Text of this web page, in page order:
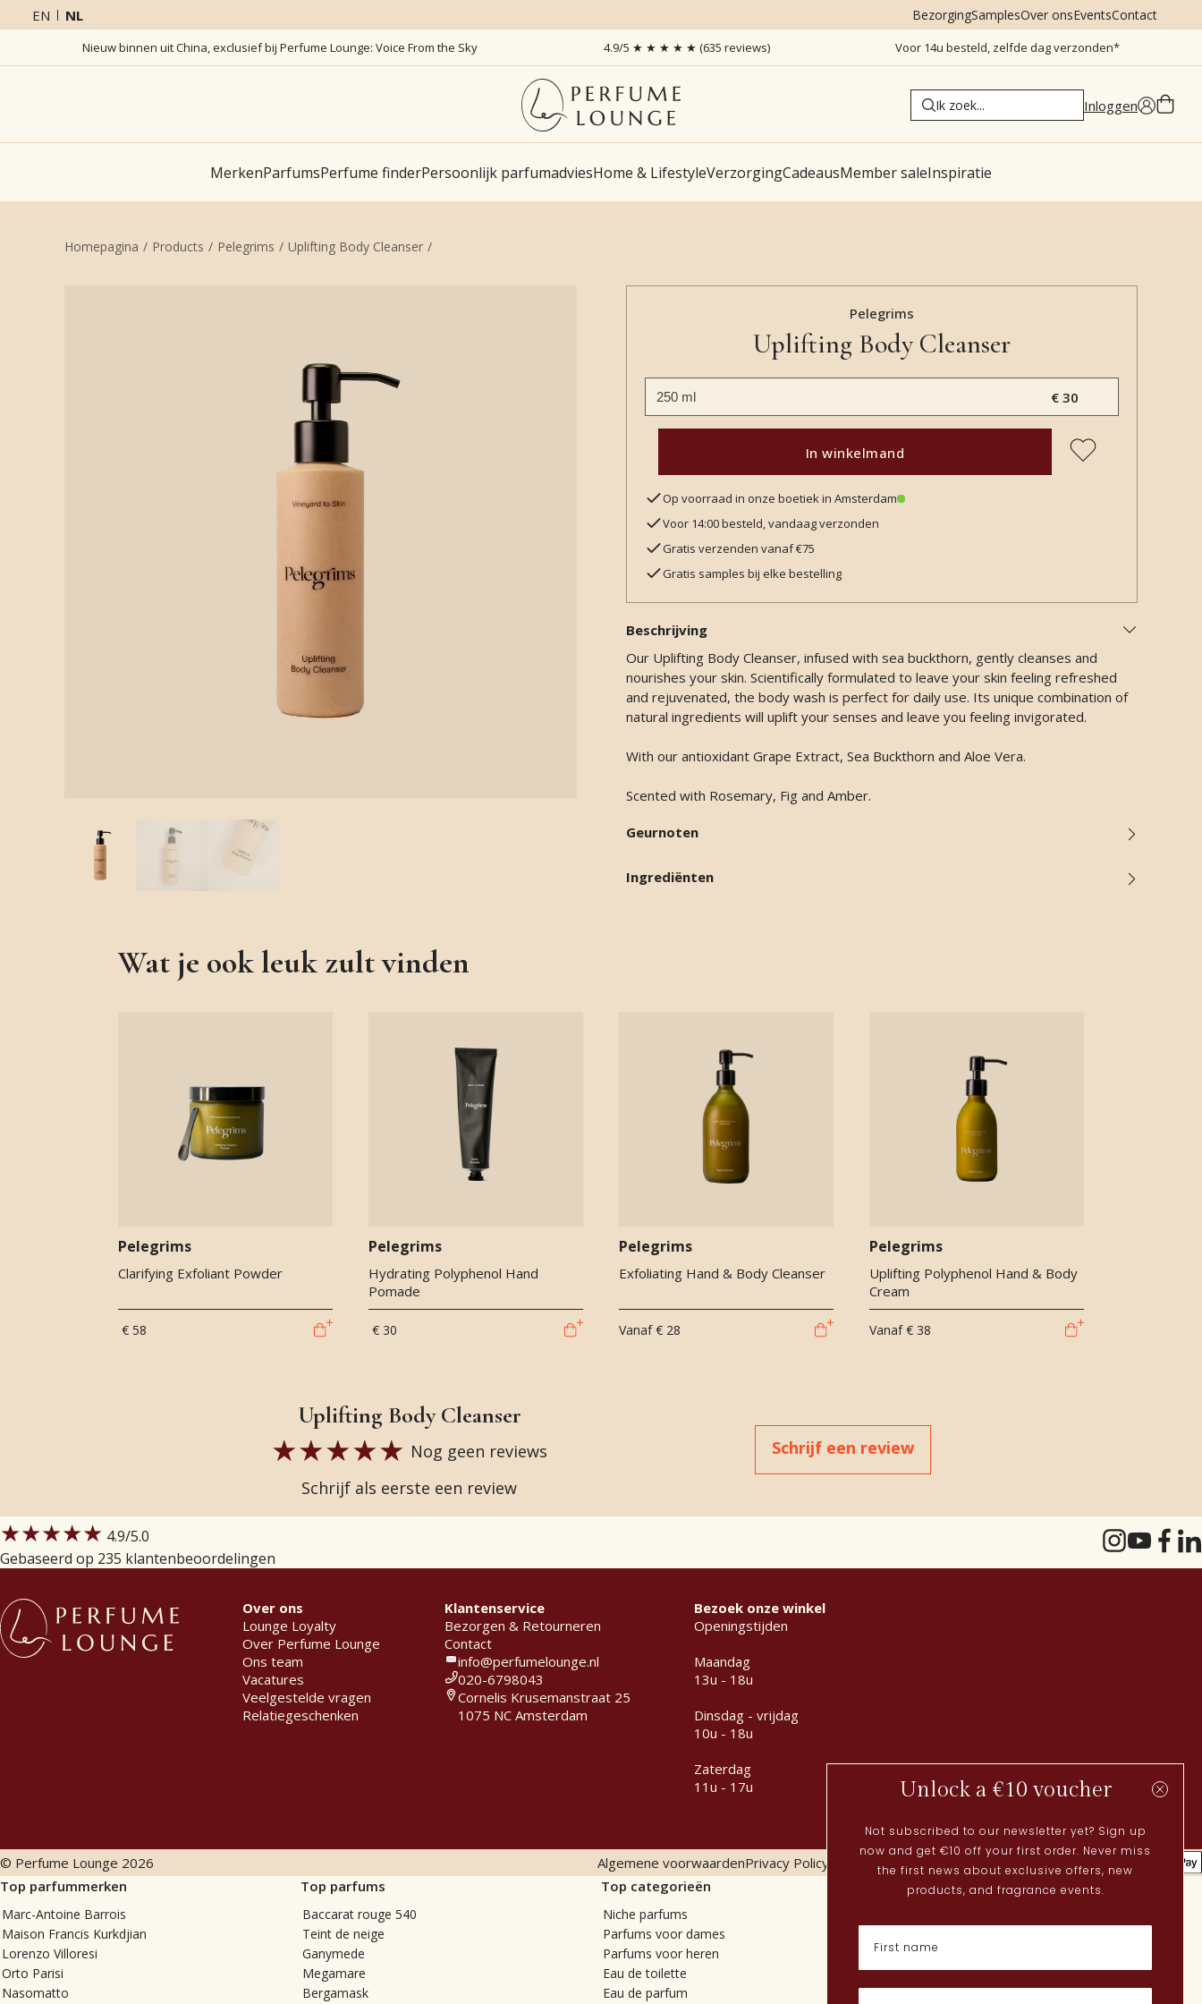
EN NL BezorgingSamplesOver onsEventsContact
Nieuw binnen uit China, exclusief bij Perfume Lounge: Voice From the Sky 4.9/5 ★ ★ ★ ★ ★ (635 reviews) Voor 14u besteld, zelfde dag verzonden*
Inloggen
MerkenParfumsPerfume finderPersoonlijk parfumadviesHome & LifestyleVerzorgingCadeausMember saleInspiratie
Homepagina Products Pelegrims Uplifting Body Cleanser
Pelegrims
Uplifting Body Cleanser
€ 30
In winkelmand
Op voorraad in onze boetiek in Amsterdam
Voor 14:00 besteld, vandaag verzonden
Gratis verzenden vanaf €75
Gratis samples bij elke bestelling
Beschrijving
Our Uplifting Body Cleanser, infused with sea buckthorn, gently cleanses and
nourishes your skin. Scientifically formulated to leave your skin feeling refreshed
and rejuvenated, the body wash is perfect for daily use. Its unique combination of
natural ingredients will uplift your senses and leave you feeling invigorated.
With our antioxidant Grape Extract, Sea Buckthorn and Aloe Vera.
Scented with Rosemary, Fig and Amber.
Geurnoten
Ingrediënten
Wat je ook leuk zult vinden
Pelegrims
Clarifying Exfoliant Powder
€ 58
Pelegrims
Hydrating Polyphenol Hand
Pomade
€ 30
Pelegrims
Exfoliating Hand & Body Cleanser
Vanaf € 28
Pelegrims
Uplifting Polyphenol Hand & Body
Cream
Vanaf € 38
Uplifting Body Cleanser
Nog geen reviews
Schrijf als eerste een review
Schrijf een review
★★★★★ 4.9/5.0
Gebaseerd op 235 klantenbeoordelingen
Over ons
Lounge Loyalty
Over Perfume Lounge
Ons team
Vacatures
Veelgestelde vragen
Relatiegeschenken
Klantenservice
Bezorgen & Retourneren
Contact
info@perfumelounge.nl
020-6798043
Cornelis Krusemanstraat 25
1075 NC Amsterdam
Bezoek onze winkel
Openingstijden
Maandag
13u - 18u
Dinsdag - vrijdag
10u - 18u
Zaterdag
11u - 17u
© Perfume Lounge 2026 Algemene voorwaardenPrivacy Policy
Cookies policy
Top parfummerken
Marc-Antoine Barrois
Maison Francis Kurkdjian
Lorenzo Villoresi
Orto Parisi
Nasomatto
Top parfums
Baccarat rouge 540
Teint de neige
Ganymede
Megamare
Bergamask
Top categorieën
Niche parfums
Parfums voor dames
Parfums voor heren
Eau de toilette
Eau de parfum
Actueel
Nieuwe parfums
Perfume Finder
Wat is oudh?
Unlock a €10 voucher
Not subscribed to our newsletter yet? Sign up
now and get €10 off your first order. Never miss
the first news about exclusive offers, new
products, and fragrance events.